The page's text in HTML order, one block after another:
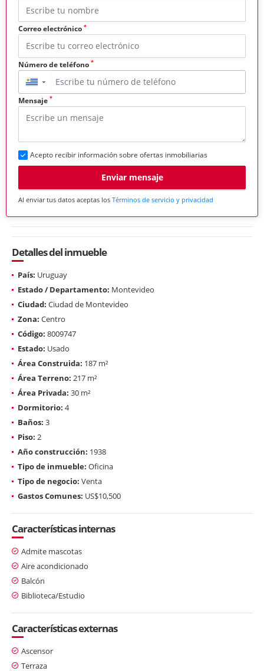
Correo electrónico *
Número de teléfono *
▼
Mensaje *
Acepto recibir información sobre ofertas inmobiliarias
Enviar mensaje
Al enviar tus datos aceptas los Términos de servicio y privacidad
Detalles del inmueble
País: Uruguay
Estado / Departamento: Montevideo
Ciudad: Ciudad de Montevideo
Zona: Centro
Código: 8009747
Estado: Usado
Área Construida: 187 m²
Área Terreno: 217 m²
Área Privada: 30 m²
Dormitorio: 4
Baños: 3
Piso: 2
Año construcción: 1938
Tipo de inmueble: Oficina
Tipo de negocio: Venta
Gastos Comunes: US$10,500
Características internas
Admite mascotas
Aire acondicionado
Balcón
Biblioteca/Estudio
Características externas
Ascensor
Terraza